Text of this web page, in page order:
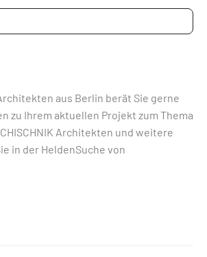
aus Berlin berät Sie gerne
zu Ihrem aktuellen Projekt zum Thema
Architekten und weitere
in der HeldenSuche von